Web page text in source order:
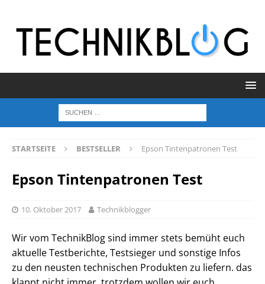
STARTSEITE BESTSELLER Epson Tintenpatronen Test
Epson Tintenpatronen Test
10. Oktober 2017 Technikblogger
Wir vom TechnikBlog sind immer stets bemüht euch
aktuelle Testberichte, Testsieger und sonstige Infos
zu den neusten technischen Produkten zu liefern. das